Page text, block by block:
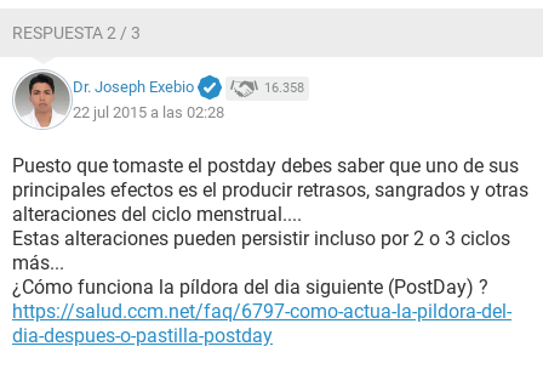
RESPUESTA 2 / 3
Dr. Joseph Exebio 16.358
22 jul 2015 a las 02:28
Puesto que tomaste el postday debes saber que uno de sus
principales efectos es el producir retrasos, sangrados y otras
alteraciones del ciclo menstrual....
Estas alteraciones pueden persistir incluso por 2 o 3 ciclos
más...
¿Cómo funciona la píldora del dia siguiente (PostDay) ?
https://salud.ccm.net/faq/6797-como-actua-la-pildora-del-
dia-despues-o-pastilla-postday